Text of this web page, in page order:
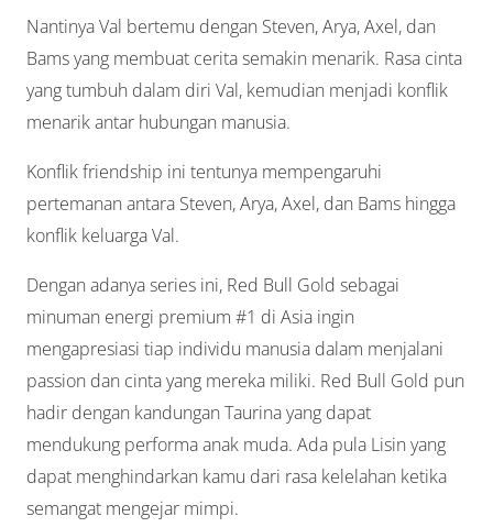
Nantinya Val bertemu dengan Steven, Arya, Axel, dan
Bams yang membuat cerita semakin menarik. Rasa cinta
yang tumbuh dalam diri Val, kemudian menjadi konflik
menarik antar hubungan manusia.
Konflik friendship ini tentunya mempengaruhi
pertemanan antara Steven, Arya, Axel, dan Bams hingga
konflik keluarga Val.
Dengan adanya series ini, Red Bull Gold sebagai
minuman energi premium #1 di Asia ingin
mengapresiasi tiap individu manusia dalam menjalani
passion dan cinta yang mereka miliki. Red Bull Gold pun
hadir dengan kandungan Taurina yang dapat
mendukung performa anak muda. Ada pula Lisin yang
dapat menghindarkan kamu dari rasa kelelahan ketika
semangat mengejar mimpi.